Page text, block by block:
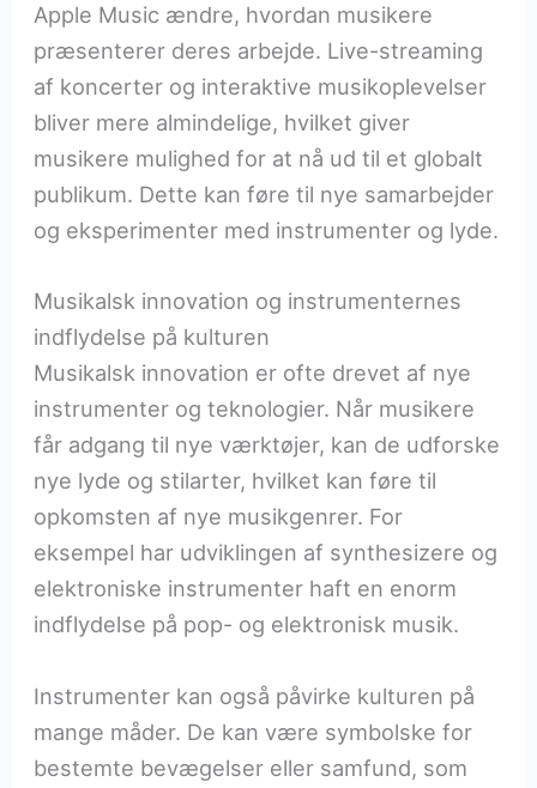
Apple Music ændre, hvordan musikere
præsenterer deres arbejde. Live-streaming
af koncerter og interaktive musikoplevelser
bliver mere almindelige, hvilket giver
musikere mulighed for at nå ud til et globalt
publikum. Dette kan føre til nye samarbejder
og eksperimenter med instrumenter og lyde.
Musikalsk innovation og instrumenternes
indflydelse på kulturen
Musikalsk innovation er ofte drevet af nye
instrumenter og teknologier. Når musikere
får adgang til nye værktøjer, kan de udforske
nye lyde og stilarter, hvilket kan føre til
opkomsten af nye musikgenrer. For
eksempel har udviklingen af synthesizere og
elektroniske instrumenter haft en enorm
indflydelse på pop- og elektronisk musik.
Instrumenter kan også påvirke kulturen på
mange måder. De kan være symbolske for
bestemte bevægelser eller samfund, som